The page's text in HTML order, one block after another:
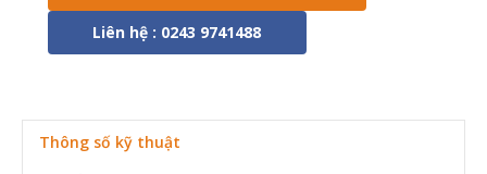
Liên hệ : 0243 9741488
Thông số kỹ thuật